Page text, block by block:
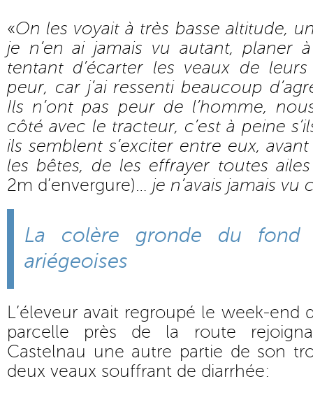
«On les voyait à très basse altitude,
je n’en ai jamais vu autant, planer
tentant d’écarter les veaux de
peur, car j’ai ressenti beaucoup
Ils n’ont pas peur de l’homme,
côté avec le tracteur, c’est à peine
ils semblent s’exciter entre eux,
les bêtes, de les effrayer toutes
2m d’envergure)… je n’avais jamais vu
La colère gronde du fond
ariégeoises
L’éleveur avait regroupé le week-end
parcelle près de la route
Castelnau une autre partie de son
deux veaux souffrant de diarrhée: